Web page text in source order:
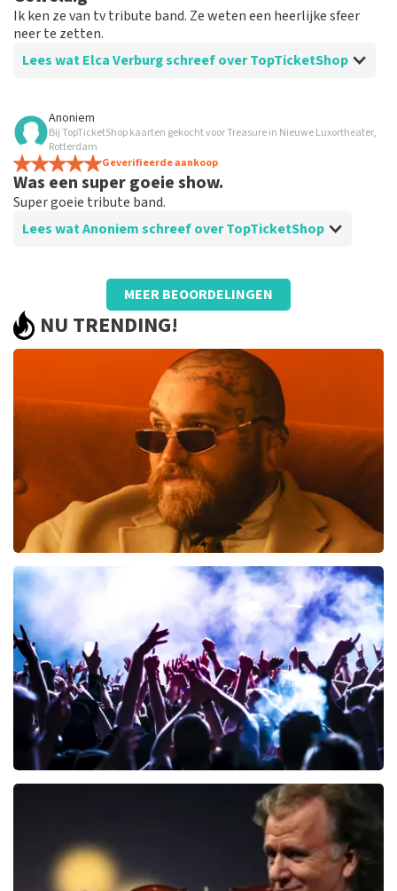
Ik ken ze van tv tribute band. Ze weten een heerlijke sfeer
neer te zetten.
Lees wat Elca Verburg schreef over TopTicketShop
Beoordeling van Elca Verburg over
Heel goed
Anoniem
Bij TopTicketShop kaarten gekocht voor Treasure in Nieuwe Luxortheater,
Rotterdam
Geverifieerde aankoop
Was een super goeie show.
Super goeie tribute band.
Lees wat Anoniem schreef over TopTicketShop
Beoordeling van Anoniem overTopTicketShop
Prima
MEER BEOORDELINGEN
NU TRENDING!
Teddy Swims
BESTEL NU
BESTEL NU